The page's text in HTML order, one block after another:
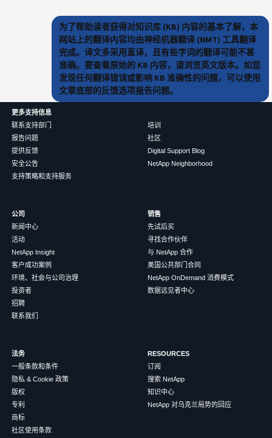
为了帮助读者获得对知识库 (KB) 内容的基本了解，本
网站上的翻译内容均由神经机器翻译 (NMT) 工具翻译
完成。译文多采用直译，且有些字词的翻译可能不甚
准确。要查看原始的 KB 内容，请浏览英文版本。如您
发现任何翻译错误或影响 KB 准确性的问题，可以使用
文章底部的反馈选项报告问题。
更多支持信息
联系支持部门
报告问题
提供反馈
安全公告
支持策略和支持服务
培训
社区
Digital Support Blog
NetApp Neighborhood
公司
新闻中心
活动
NetApp Insight
客户成功案例
环境、社会与公司治理
投资者
招聘
联系我们
销售
先试后买
寻找合作伙伴
与 NetApp 合作
美国公共部门合同
NetApp OnDemand 消费模式
数据远见者中心
法务
一般条款和条件
隐私 & Cookie 政策
版权
专利
商标
社区使用条款
RESOURCES
订阅
搜索 NetApp
知识中心
NetApp 对乌克兰局势的回应